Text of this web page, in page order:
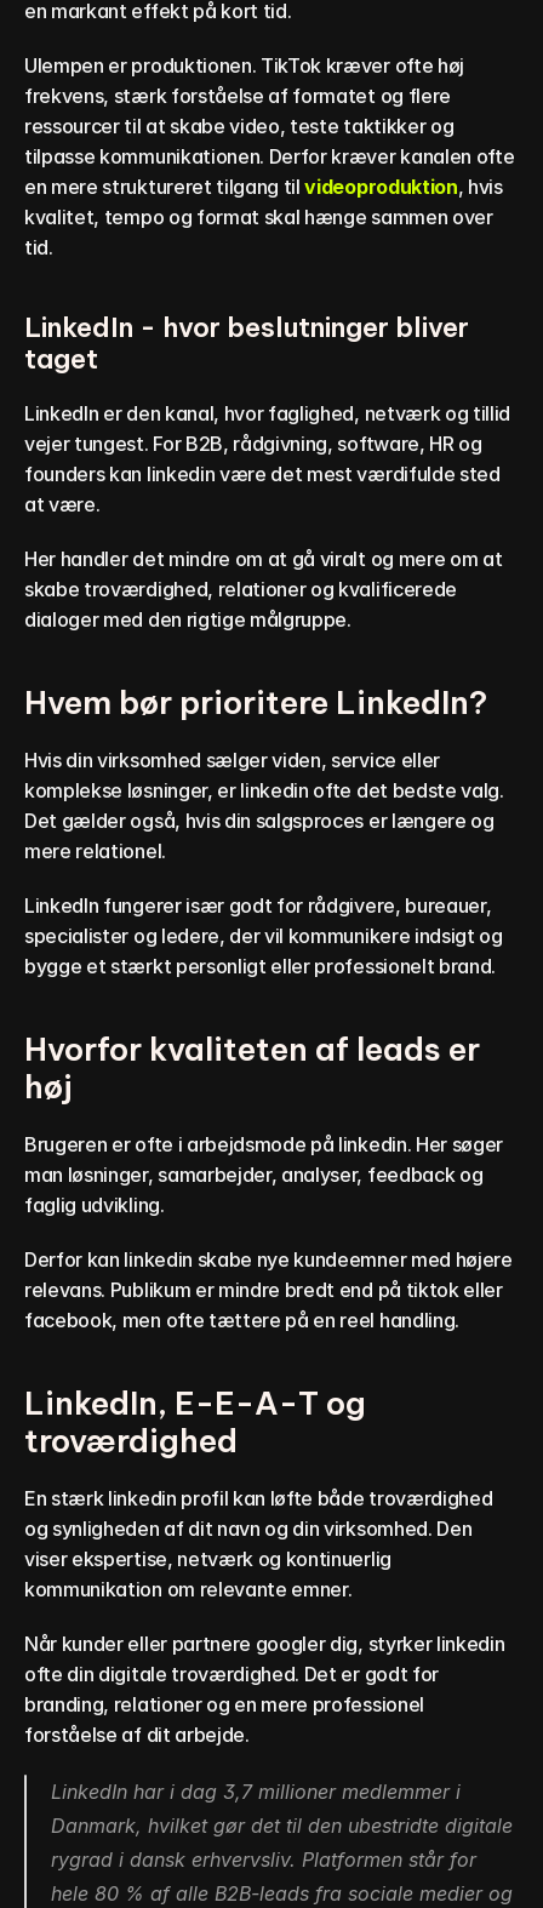
en markant effekt på kort tid.
Ulempen er produktionen. TikTok kræver ofte høj
frekvens, stærk forståelse af formatet og flere
ressourcer til at skabe video, teste taktikker og
tilpasse kommunikationen. Derfor kræver kanalen ofte
en mere struktureret tilgang til videoproduktion, hvis
kvalitet, tempo og format skal hænge sammen over
tid.
LinkedIn - hvor beslutninger bliver
taget
LinkedIn er den kanal, hvor faglighed, netværk og tillid
vejer tungest. For B2B, rådgivning, software, HR og
founders kan linkedin være det mest værdifulde sted
at være.
Her handler det mindre om at gå viralt og mere om at
skabe troværdighed, relationer og kvalificerede
dialoger med den rigtige målgruppe.
Hvem bør prioritere LinkedIn?
Hvis din virksomhed sælger viden, service eller
komplekse løsninger, er linkedin ofte det bedste valg.
Det gælder også, hvis din salgsproces er længere og
mere relationel.
LinkedIn fungerer især godt for rådgivere, bureauer,
specialister og ledere, der vil kommunikere indsigt og
bygge et stærkt personligt eller professionelt brand.
Hvorfor kvaliteten af leads er
høj
Brugeren er ofte i arbejdsmode på linkedin. Her søger
man løsninger, samarbejder, analyser, feedback og
faglig udvikling.
Derfor kan linkedin skabe nye kundeemner med højere
relevans. Publikum er mindre bredt end på tiktok eller
facebook, men ofte tættere på en reel handling.
LinkedIn, E-E-A-T og
troværdighed
En stærk linkedin profil kan løfte både troværdighed
og synligheden af dit navn og din virksomhed. Den
viser ekspertise, netværk og kontinuerlig
kommunikation om relevante emner.
Når kunder eller partnere googler dig, styrker linkedin
ofte din digitale troværdighed. Det er godt for
branding, relationer og en mere professionel
forståelse af dit arbejde.
LinkedIn har i dag 3,7 millioner medlemmer i
Danmark, hvilket gør det til den ubestridte digitale
rygrad i dansk erhvervsliv. Platformen står for
hele 80 % af alle B2B-leads fra sociale medier og